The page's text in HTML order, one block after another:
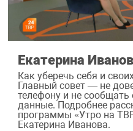
Екатерина
Как уберечь себя и
Главный совет — не
телефону и не
данные. Подробнее
программы «Утро на
Екатерина Иванова.